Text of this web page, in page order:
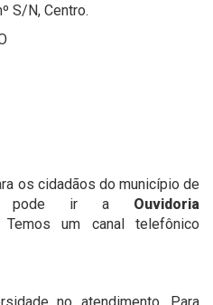
S/N, Centro.
os cidadãos do município de
pode ir a Ouvidoria
Temos um canal telefônico